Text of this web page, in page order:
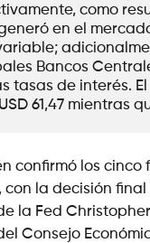
como
en el
Bancos
tasas de interés.
confirmó los cinco
la decisión
la Fed
Consejo